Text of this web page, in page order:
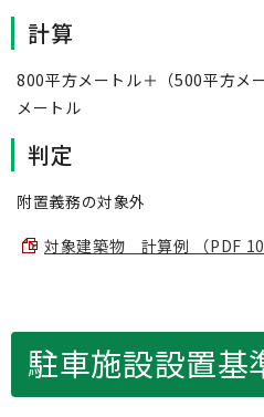
計算
800平方メートル＋（500平方
メートル
判定
附置義務の対象外
対象建築物 計算例 （PDF
駐車施設設置基